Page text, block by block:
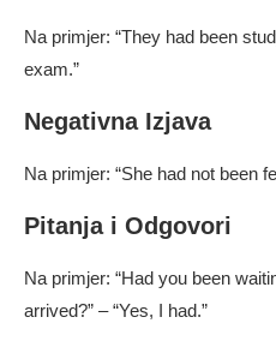
Na primjer: “They had been
exam.”
Negativna Izjava
Na primjer: “She had not been
Pitanja i Odgovori
Na primjer: “Had you been
arrived?” – “Yes, I had.”